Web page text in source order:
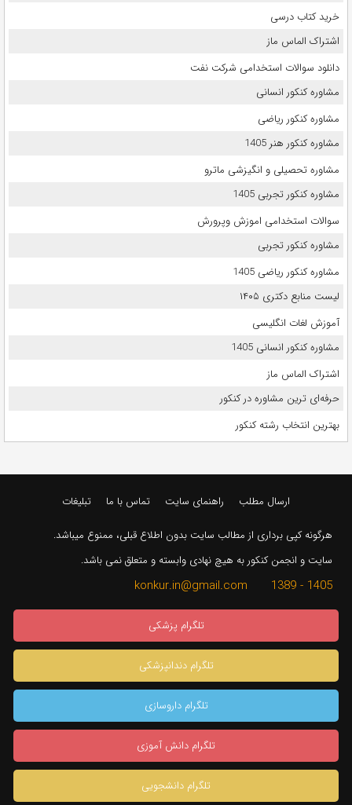
خرید کتاب درسی
اشتراک الماس ماز
دانلود سوالات استخدامی شرکت نفت
مشاوره کنکور انسانی
مشاوره کنکور ریاضی
مشاوره کنکور هنر 1405
مشاوره تحصیلی و انگیزشی ماترو
مشاوره کنکور تجربی 1405
سوالات استخدامی اموزش وپرورش
مشاوره کنکور تجربی
مشاوره کنکور ریاضی 1405
لیست منابع دکتری ۱۴۰۵
آموزش لغات انگلیسی
مشاوره کنکور انسانی 1405
اشتراک الماس ماز
حرفه‌ای ترین مشاوره در کنکور
بهترین انتخاب رشته کنکور
ارسال مطلب راهنمای سایت تماس با ما تبلیغات
هرگونه کپی برداری از مطالب سایت بدون اطلاع قبلی، ممنوع میباشد.
سایت و انجمن کنکور به هیچ نهادی وابسته و متعلق نمی باشد.
1405 - 1389 konkur.in@gmail.com
تلگرام پزشکی
تلگرام دندانپزشکی
تلگرام داروسازی
تلگرام دانش آموزی
تلگرام دانشجویی